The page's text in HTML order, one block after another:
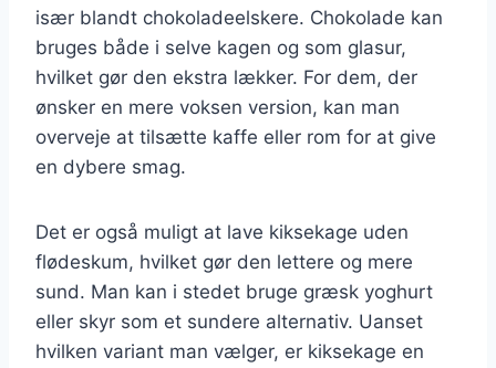
især blandt chokoladeelskere. Chokolade kan
bruges både i selve kagen og som glasur,
hvilket gør den ekstra lækker. For dem, der
ønsker en mere voksen version, kan man
overveje at tilsætte kaffe eller rom for at give
en dybere smag.
Det er også muligt at lave kiksekage uden
flødeskum, hvilket gør den lettere og mere
sund. Man kan i stedet bruge græsk yoghurt
eller skyr som et sundere alternativ. Uanset
hvilken variant man vælger, er kiksekage en